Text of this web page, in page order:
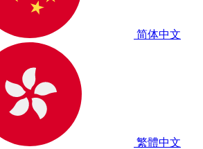
简体中文
繁體中文